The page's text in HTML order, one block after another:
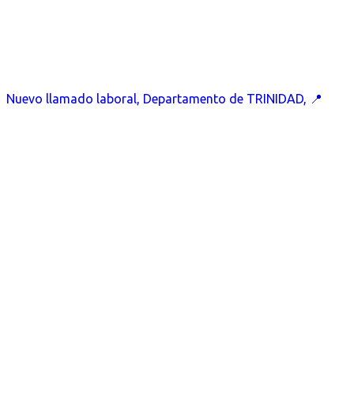
Nuevo llamado laboral, Departamento de TRINIDAD, 📍